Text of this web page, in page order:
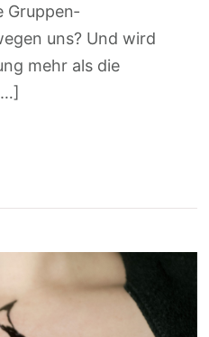
Gruppen­
uns? Und wird
mehr als die